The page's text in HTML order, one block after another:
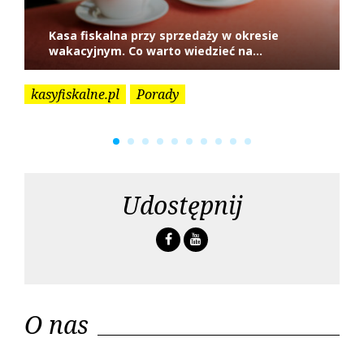
kasyfiskalne.pl Porady
Kasa fiskalna przy sprzedaży w okresie
wakacyjnym. Co warto wiedzieć na...
Udostępnij
o
b
O nas